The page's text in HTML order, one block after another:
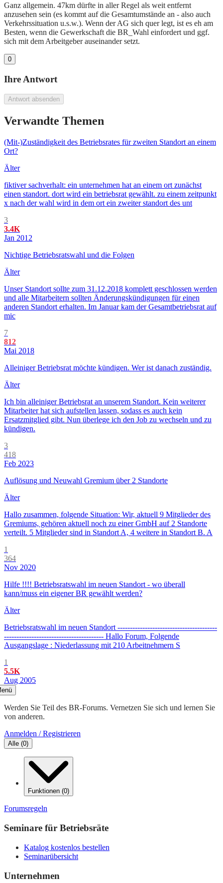
Ganz allgemein. 47km dürfte in aller Regel als weit entfernt
anzusehen sein (es kommt auf die Gesamtumstände an - also auch
Verkehrssituation u.s.w.). Wenn der AG sich quer legt, ist es eh am
Besten, wenn die Gewerkschaft die BR_Wahl einfordert und ggf.
sich mit dem Arbeitgeber auseinander setzt.
0
Ihre Antwort
Antwort absenden
Verwandte Themen
(Mit-)Zuständigkeit des Betriebsrates für zweiten Standort an einem
Ort?
Älter
fiktiver sachverhalt: ein unternehmen hat an einem ort zunächst
einen standort. dort wird ein betriebsrat gewählt. zu einem zeitpunkt
x nach der wahl wird in dem ort ein zweiter standort des unt
3
3.4K
Jan 2012
Nichtige Betriebsratswahl und die Folgen
Älter
Unser Standort sollte zum 31.12.2018 komplett geschlossen werden
und alle Mitarbeitern sollten Änderungskündigungen für einen
anderen Standort erhalten. Im Januar kam der Gesamtbetriebsrat auf
mic
7
812
Mai 2018
Alleiniger Betriebsrat möchte kündigen. Wer ist danach zuständig.
Älter
Ich bin alleiniger Betriebsrat an unserem Standort. Kein weiterer
Mitarbeiter hat sich aufstellen lassen, sodass es auch kein
Ersatzmitglied gibt. Nun überlege ich den Job zu wechseln und zu
kündigen.
3
418
Feb 2023
Auflösung und Neuwahl Gremium über 2 Standorte
Älter
Hallo zusammen, folgende Situation: Wir, aktuell 9 Mitglieder des
Gremiums, gehören aktuell noch zu einer GmbH auf 2 Standorte
verteilt. 5 Mitglieder sind in Standort A, 4 weitere in Standort B. A
1
364
Nov 2020
Hilfe !!!! Betriebsratswahl im neuen Standort - wo überall
kann/muss ein eigener BR gewählt werden?
Älter
Betriebsratswahl im neuen Standort ----------------------------------------
---------------------------------------- Hallo Forum, Folgende
Ausgangslage : Niederlassung mit 210 Arbeitnehmern S
1
5.5K
Aug 2005
Werden Sie Teil des BR-Forums. Vernetzen Sie sich und lernen Sie
von anderen.
Anmelden / Registrieren
Alle (0)
Funktionen (0)
Forumsregeln
Seminare für Betriebsräte
Katalog kostenlos bestellen
Seminarübersicht
Unternehmen